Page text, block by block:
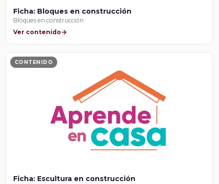
Ficha: Bloques en construcción
Bloques en construcción
Ver contenido
CONTENIDO
Ficha: Escultura en construcción